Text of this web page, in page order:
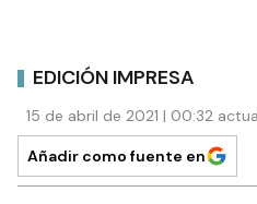
EDICIÓN IMPRESA
15 de abril de 2021 | 00:32
Añadir como fuente en